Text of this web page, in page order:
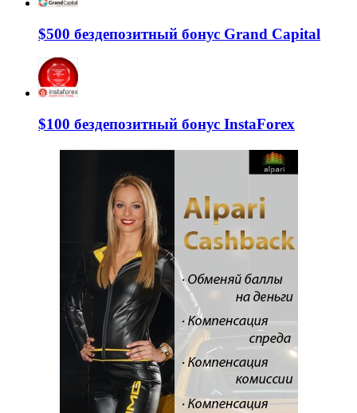
$500 бездепозитный бонус Grand Capital
$100 бездепозитный бонус InstaForex